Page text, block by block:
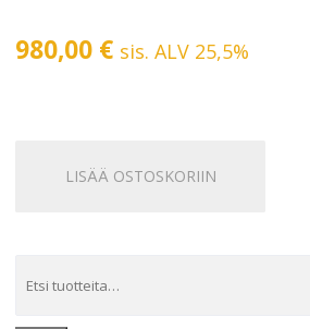
980,00 € sis. ALV 25,5%
LISÄÄ OSTOSKORIIN